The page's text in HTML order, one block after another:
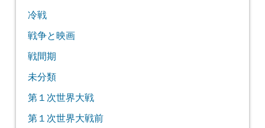
冷戦
戦争と映画
戦間期
未分類
第１次世界大戦
第１次世界大戦前